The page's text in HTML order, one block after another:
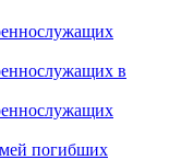
в
погибших